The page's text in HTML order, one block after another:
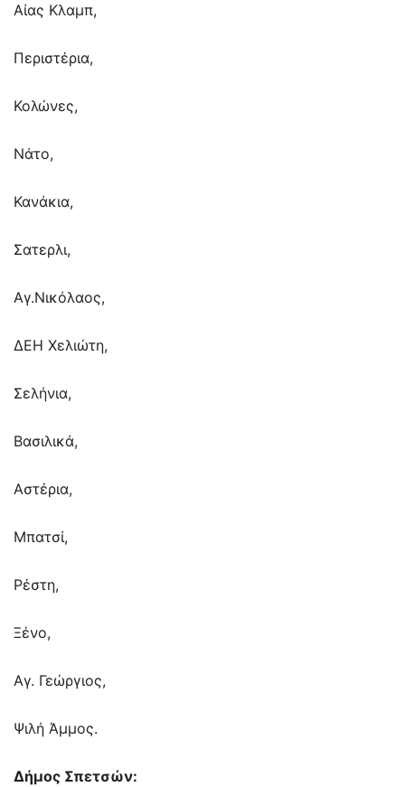
Αίας Κλαμπ,
Περιστέρια,
Κολώνες,
Νάτο,
Κανάκια,
Σατερλι,
Αγ.Νικόλαος,
ΔΕΗ Χελιώτη,
Σελήνια,
Βασιλικά,
Αστέρια,
Μπατσί,
Ρέστη,
Ξένο,
Αγ. Γεώργιος,
Ψιλή Άμμος.
Δήμος Σπετσών: